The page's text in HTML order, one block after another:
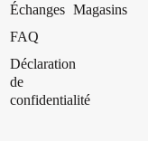
Échanges
FAQ
Déclaration
de
confidentialité
Magasins